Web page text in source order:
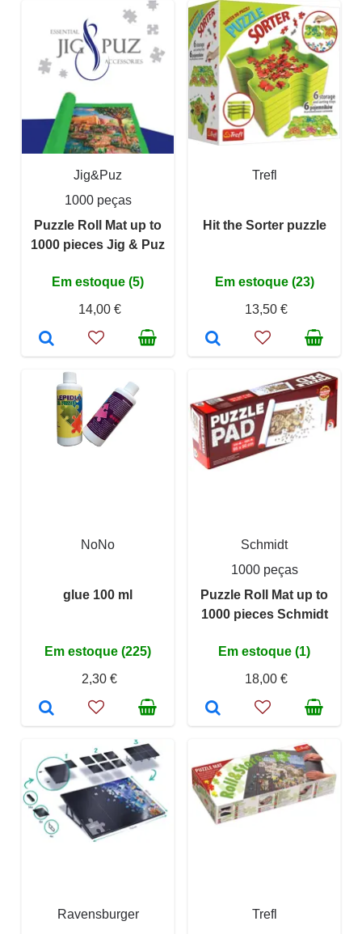
Jig&Puz
1000 peças
Puzzle Roll Mat up to
1000 pieces Jig & Puz
Em estoque (5)
14,00 €
Trefl
Hit the Sorter puzzle
Em estoque (23)
13,50 €
NoNo
glue 100 ml
Em estoque (225)
2,30 €
Schmidt
1000 peças
Puzzle Roll Mat up to
1000 pieces Schmidt
Em estoque (1)
18,00 €
Ravensburger
Trefl